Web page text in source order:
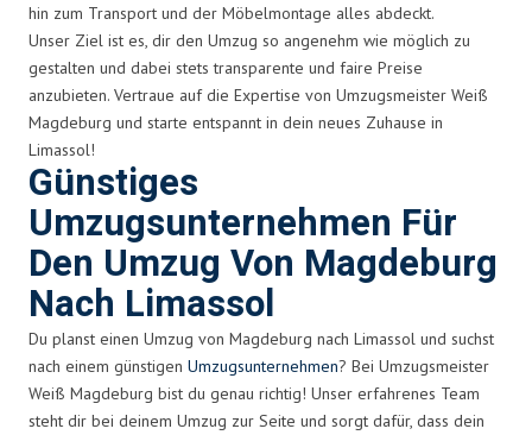
hin zum Transport und der Möbelmontage alles abdeckt.
Unser Ziel ist es, dir den Umzug so angenehm wie möglich zu
gestalten und dabei stets transparente und faire Preise
anzubieten. Vertraue auf die Expertise von Umzugsmeister Weiß
Magdeburg und starte entspannt in dein neues Zuhause in
Limassol!
Günstiges
Umzugsunternehmen Für
Den Umzug Von Magdeburg
Nach Limassol
Du planst einen Umzug von Magdeburg nach Limassol und suchst
nach einem günstigen Umzugsunternehmen? Bei Umzugsmeister
Weiß Magdeburg bist du genau richtig! Unser erfahrenes Team
steht dir bei deinem Umzug zur Seite und sorgt dafür, dass dein